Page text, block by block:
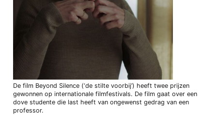
De film Beyond Silence (‘de stilte voorbij’) heeft twee prijzen
gewonnen op internationale filmfestivals. De film gaat over een
dove studente die last heeft van ongewenst gedrag van een
professor.